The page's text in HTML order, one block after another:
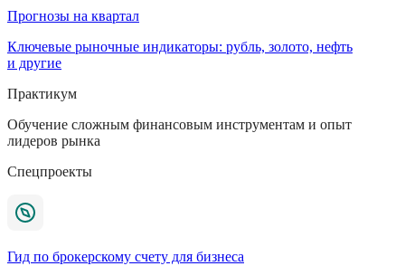
Прогнозы на квартал
Ключевые рыночные индикаторы: рубль, золото, нефть
и другие
Практикум
Обучение сложным финансовым инструментам и опыт
лидеров рынка
Спецпроекты
Гид по брокерскому счету для бизнеса